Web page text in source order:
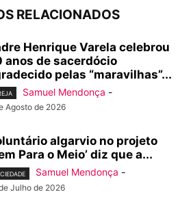
RELACIONADOS
Henrique Varela celebrou
anos de sacerdócio
pelas “maravilhas”...
Samuel Mendonça -
Agosto de 2026
algarvio no projeto
Para o Meio’ diz que a...
Samuel Mendonça -
Julho de 2026